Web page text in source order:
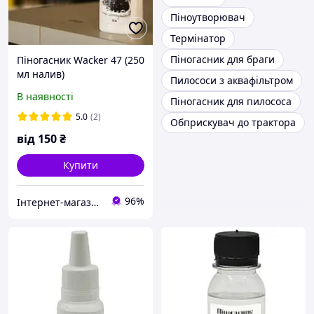
Піногасник Wacker 47 (250
мл налив)
В наявності
5.0 (2)
від 150₴
Купити
Інтернет-магазин "Galchemy" 96%
Піноутворювач
Термінатор
Піногасник для браги
Пилососи з аквафільтром
Піногасник для пилососа
Обприскувач до трактора